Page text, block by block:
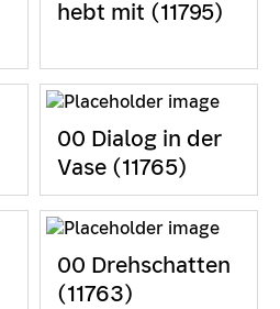
hebt mit (11795)
00 Dialog in der
Vase (11765)
00 Drehschatten
(11763)